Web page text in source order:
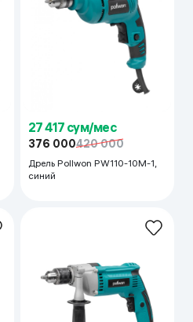
27 417 сум/мес
376 000420 000
Дрель Pollwon PW110-10M-1,
синий